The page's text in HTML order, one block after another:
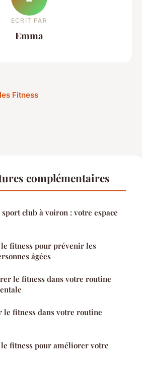
ECRIT PAR
Emma
Fitness
complémentaires
club à voiron : votre espace
fitness pour prévenir les
âgées
le fitness dans votre routine
le fitness dans votre routine
fitness pour améliorer votre